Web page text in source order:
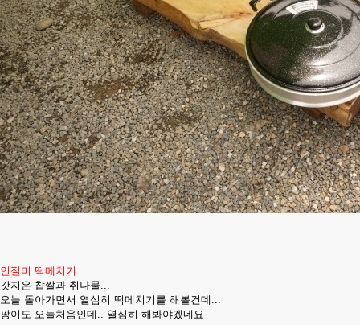
인절미 떡메치기
갓지은 찹쌀과 취나물...
오늘 돌아가면서 열심히 떡메치기를 해볼건데...
팡이도 오늘처음인데.. 열심히 해봐야겠네요